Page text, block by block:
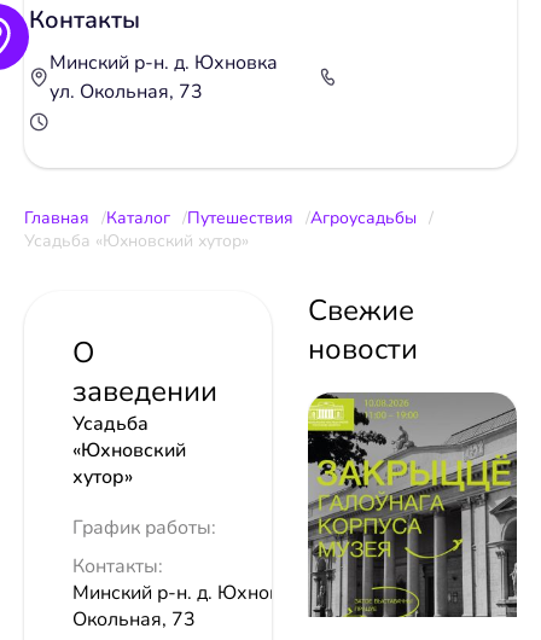
Контакты
Минский р-н. д. Юхновка
ул. Окольная, 73
Главная Каталог Путешествия
Агроусадьбы
Усадьба «Юхновский хутор»
О
заведении
Усадьба
«Юхновский
хутор»
График работы:
Контакты:
Минский р-н. д. Юхновка ул.
Окольная, 73
Свежие
новости